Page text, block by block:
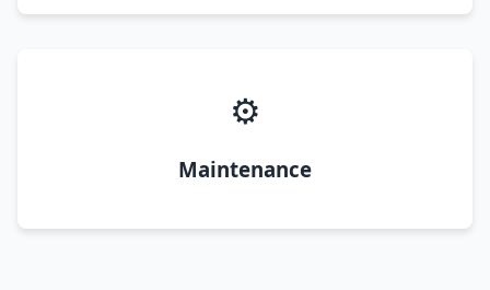
⚙️
Maintenance